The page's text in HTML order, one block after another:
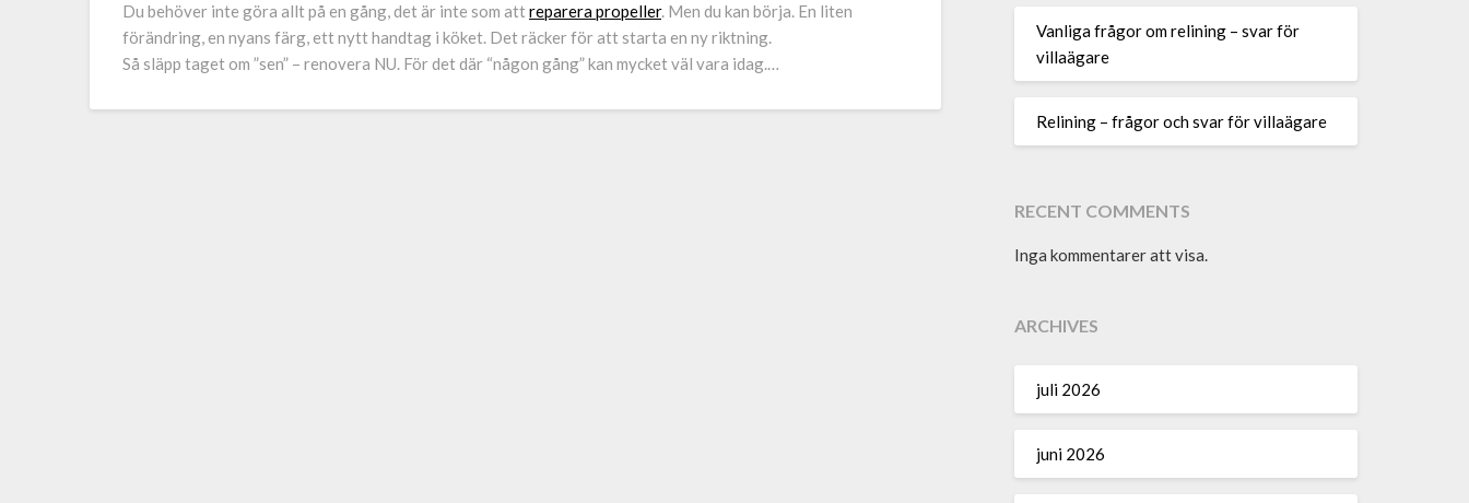
Du behöver inte göra allt på en gång, det är inte som attreparera propeller. Men du kan börja. En liten
förändring, en nyans färg, ett nytt handtag i köket. Det räcker för att starta en ny riktning.
Så släpp taget om ”sen” – renovera NU. För det där “någon gång” kan mycket väl vara idag.…
Vanliga frågor om relining – svar för
villaägare
Relining – frågor och svar för villaägare
RECENT COMMENTS
Inga kommentarer att visa.
ARCHIVES
juli 2026
juni 2026